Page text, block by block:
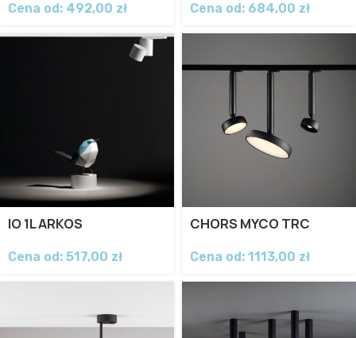
Cena od: 492,00 zł Cena od: 684,00 zł
IO 1L ARKOS
Cena od: 517,00 zł
CHORS MYCO TRC
Cena od: 1113,00 zł